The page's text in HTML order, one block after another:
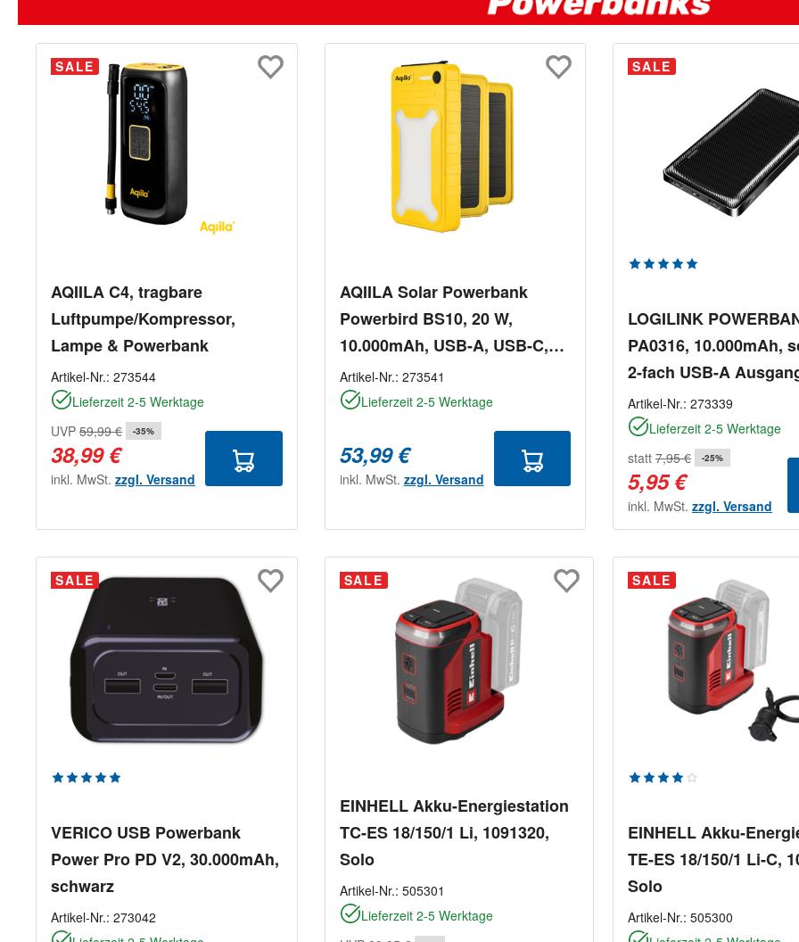
SALE
AQIILA C4, tragbare
Luftpumpe/Kompressor,
Lampe & Powerbank
Artikel-Nr.: 273544
Lieferzeit 2-5 Werktage
UVP 59,99 € -35%
38,99 €
inkl. MwSt. zzgl. Versand
AQIILA Solar Powerbank
Powerbird BS10, 20 W,
10.000mAh, USB-A, USB-C,
gelb
Artikel-Nr.: 273541
Lieferzeit 2-5 Werktage
53,99 €
inkl. MwSt. zzgl. Versand
SALE
Durchschnittliche
LOGILINK
PA0316, 10.000mAh,
2-fach USB-A
Artikel-Nr.: 273339
Lieferzeit 2-5 Werktage
statt 7,95 € -25%
5,95 €
inkl. MwSt. zzgl. Versand
SALE
Durchschnittliche Bewertung von 5 von 5 Sternen
VERICO USB Powerbank
Power Pro PD V2, 30.000mAh,
schwarz
Artikel-Nr.: 273042
SALE
EINHELL Akku-Energiestation
TC-ES 18/150/1 Li, 1091320,
Solo
Artikel-Nr.: 505301
Lieferzeit 2-5 Werktage
SALE
Durchschnittliche
EINHELL Akku-
TE-ES 18/150/1 Li-C,
Solo
Artikel-Nr.: 505300